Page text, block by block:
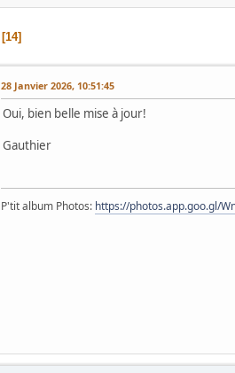
14
28 Janvier 2026, 10:51:45
Oui, bien belle mise à jour!
Gauthier
P'tit album Photos: https://photos.app.goo.gl/